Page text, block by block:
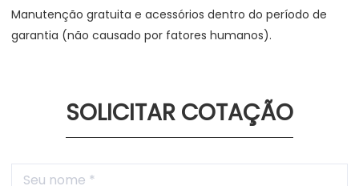
Manutenção gratuita e acessórios dentro do período de
garantia (não causado por fatores humanos).
SOLICITAR COTAÇÃO